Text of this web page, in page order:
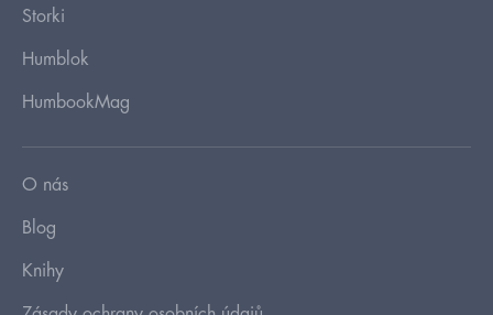
Storki
Humblok
HumbookMag
O nás
Blog
Knihy